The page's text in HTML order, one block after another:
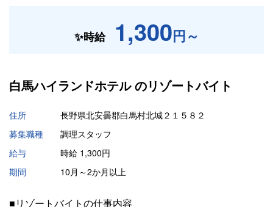
✨時給 1,300円～
白馬ハイランドホテル のリゾートバイト
住所
長野県北安曇郡白馬村北城２１５８２
募集職種
調理スタッフ
給与
時給 1,300円
期間
10月～2か月以上
■リゾートバイトの仕事内容